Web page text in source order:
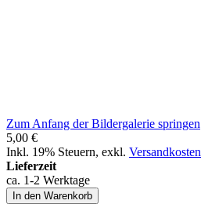
Zum Anfang der Bildergalerie springen
5,00 €
Inkl. 19% Steuern, exkl. Versandkosten
Lieferzeit
ca. 1-2 Werktage
In den Warenkorb